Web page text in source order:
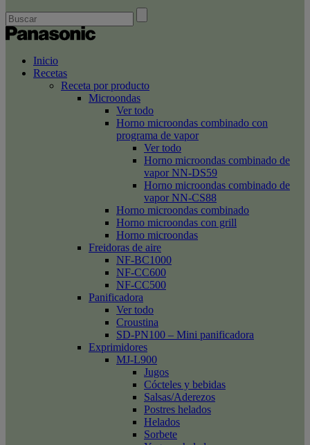
Inicio
Recetas
Receta por producto
Microondas
Ver todo
Horno microondas combinado con
programa de vapor
Ver todo
Horno microondas combinado de
vapor NN-DS59
Horno microondas combinado de
vapor NN-CS88
Horno microondas combinado
Horno microondas con grill
Horno microondas
Freidoras de aire
NF-BC1000
NF-CC600
NF-CC500
Panificadora
Ver todo
Croustina
SD-PN100 – Mini panificadora
Exprimidores
MJ-L900
Jugos
Cócteles y bebidas
Salsas/Aderezos
Postres helados
Helados
Sorbete